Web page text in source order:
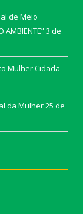
de Meio
3 de
Mulher Cidadã
da Mulher25 de